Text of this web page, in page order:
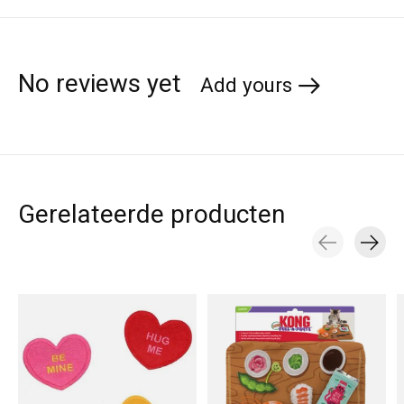
No reviews yet Add yours
Gerelateerde producten